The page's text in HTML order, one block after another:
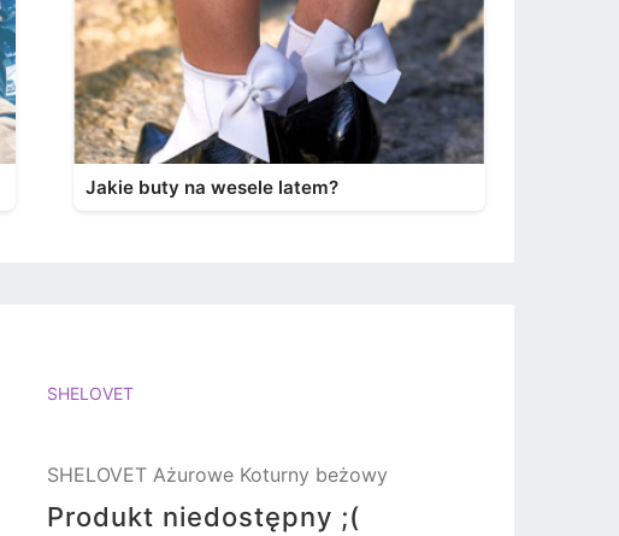
Jakie buty na wesele latem?
SHELOVET
SHELOVET Ażurowe Koturny beżowy
Produkt niedostępny ;(